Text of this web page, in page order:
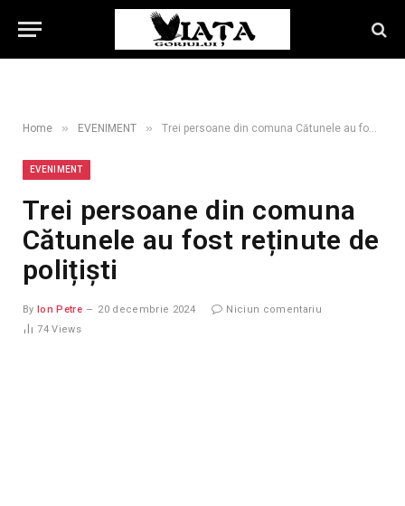
Home » EVENIMENT » Trei persoane din comuna Cătunele au fost reținute de polițiști
EVENIMENT
Trei persoane din comuna
Cătunele au fost reținute de
polițiști
By Ion Petre 20 decembrie 2024
Niciun comentariu
74Views